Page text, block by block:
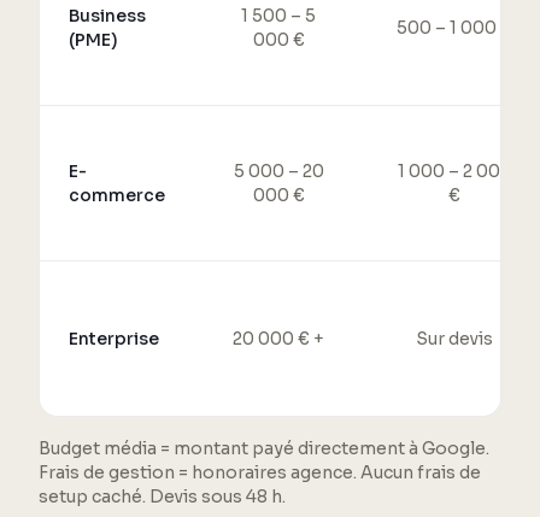
Business
(PME)
1 500 – 5
000 €
500 – 1 000 €
E-
commerce
5 000 – 20
000 €
1 000 – 2 000
€
Enterprise 20 000 € + Sur devis
Budget média = montant payé directement à Google.
Frais de gestion = honoraires agence. Aucun frais de
setup caché. Devis sous 48 h.